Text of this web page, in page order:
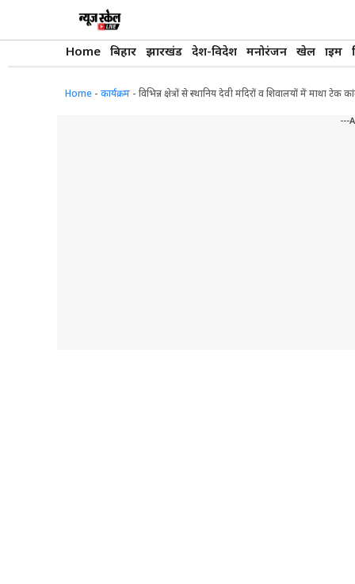
Home बिहार झारखंड देश-विदेश मनोरंजन खेल क्राइम
Home - कार्यक्रम - विभिन्न क्षेत्रों से स्थानिय देवी मंदिरों व शिवालयों में माथा टेक
---